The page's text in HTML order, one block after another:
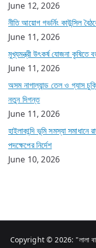
June 12, 2026
নীতি আয়োগ গভর্নিং কাউন্সিল
June 11, 2026
মুখ্যমন্ত্রী উৎকর্ষ যোজনা কৃষিতে
June 11, 2026
অসম নাগাল্যান্ড তেল ও গ্যাস
নতুন দিগন্ত
June 11, 2026
হাইলাকান্দি ভূমি সমস্যা
পদক্ষেপের নির্দেশ
June 10, 2026
Copyright © 2026: "লালা